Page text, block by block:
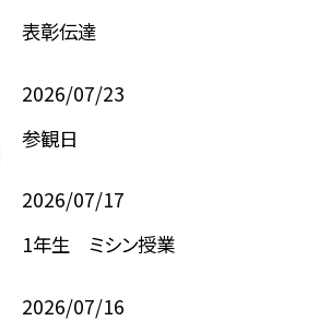
表彰伝達
2026/07/23
参観日
2026/07/17
1年生 ミシン授業
2026/07/16